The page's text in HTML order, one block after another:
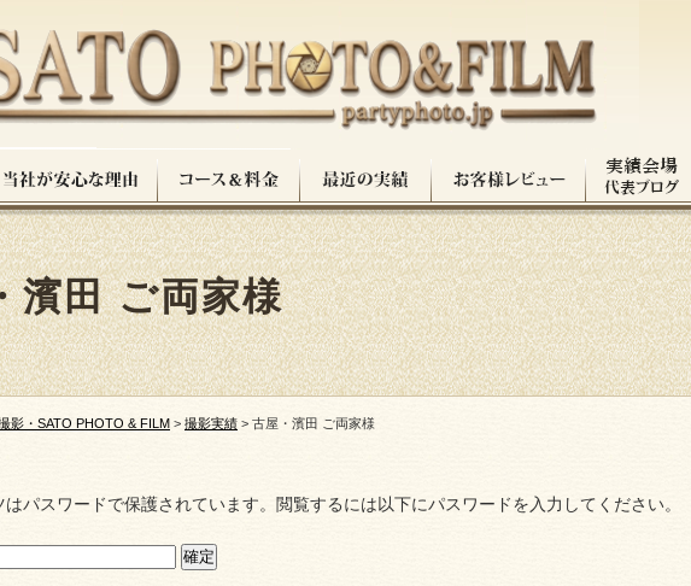
濱田 ご両家様
影・SATO PHOTO & FILM > 撮影実績 > 古屋・濱田 ご両家様
はパスワードで保護されています。閲覧するには以下にパスワードを入力してください。